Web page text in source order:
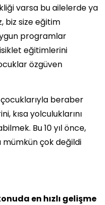
varsa bu ailelerde ya
biz size eğitim
programlar
eğitimlerini
özgüven
beraber
kısa yolculuklarını
Bu 10 yıl önce,
mümkün çok değildi
en hızlı gelişme